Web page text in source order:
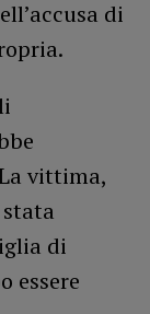
di
vittima,
di
essere